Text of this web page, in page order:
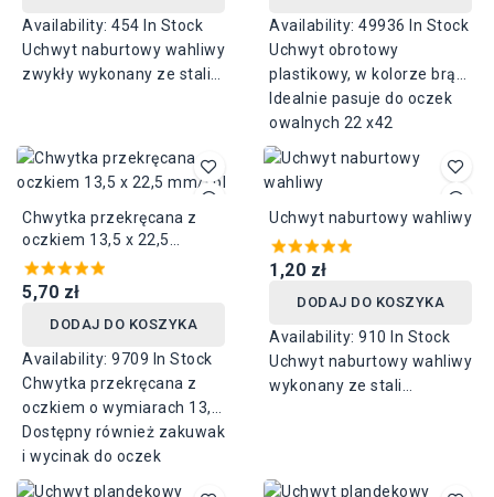
Availability: 454 In Stock
Uchwyt naburtowy wahliwy
zwykły wykonany ze stali
lub 45mm, o rozstawie
otworów 30mm.
Availability: 49936 In Stock
Uchwyt obrotowy
plastikowy, w kolorze brąz,
antracyt, czarny, ecri, biały.
Wysokość stopki 17 mm,
wysokość mocowania
górnego 25 mm, szerokość
podstawy 34 mm, długość
podstawy 70 mm,
wysokość całkowita 43
mm.
Idealnie pasuje do oczek
owalnych 22 x42
Chwytka przekręcana z
oczkiem 13,5 x 22,5
mm/kpl
5,70 zł
DODAJ DO KOSZYKA
Availability: 9709 In Stock
Chwytka przekręcana z
oczkiem o wymiarach 13,5
x 22,5 mm, wykonana z
mosiądzu lub mosiądz
niklowany.
Dostępny również zakuwak
i wycinak do oczek
Uchwyt naburtowy wahliwy
1,20 zł
DODAJ DO KOSZYKA
Availability: 910 In Stock
Uchwyt naburtowy wahliwy
wykonany ze stali
otworów 51mm.